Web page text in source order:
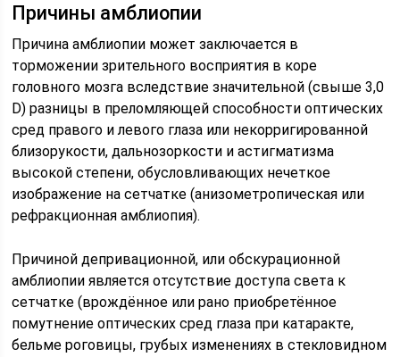
Причины амблиопии
Причина амблиопии может заключается в
торможении зрительного восприятия в коре
головного мозга вследствие значительной (свыше 3,0
D) разницы в преломляющей способности оптических
сред правого и левого глаза или некорригированной
близорукости, дальнозоркости и астигматизма
высокой степени, обусловливающих нечеткое
изображение на сетчатке (анизометропическая или
рефракционная амблиопия).
Причиной депривационной, или обскурационной
амблиопии является отсутствие доступа света к
сетчатке (врождённое или рано приобретённое
помутнение оптических сред глаза при катаракте,
бельме роговицы, грубых изменениях в стекловидном